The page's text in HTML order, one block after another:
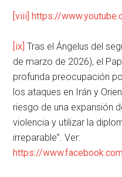
[viii] https://
[ix] Tras el Ángelus del
de marzo de 2026), el
profunda preocupación
los ataques en Irán y
riesgo de una expansión
violencia y utilizar la
irreparable”. Ver:
https://